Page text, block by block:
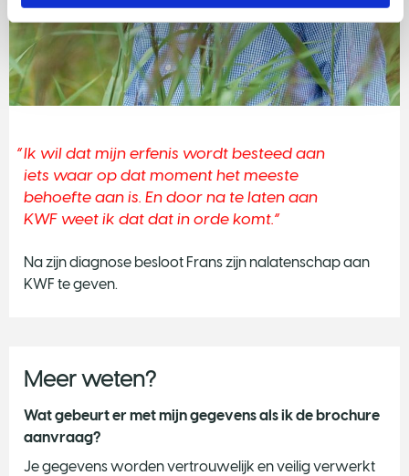
Ik wil dat mijn erfenis wordt besteed aan
iets waar op dat moment het meeste
behoefte aan is. En door na te laten aan
KWF weet ik dat dat in orde komt.
Na zijn diagnose besloot Frans zijn nalatenschap aan
KWF te geven.
Meer weten?
Wat gebeurt er met mijn gegevens als ik de brochure
aanvraag?
Je gegevens worden vertrouwelijk en veilig verwerkt